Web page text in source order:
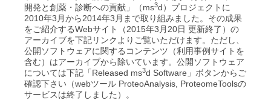
開発と創薬・診断への貢献」（ms3d）プロジェクトに
2010年3月から2014年3月まで取り組みました。その成果
をご紹介するWebサイト（2015年3月20日 更新終了）の
アーカイブを下記リンクよりご覧いただけます。ただし、
公開ソフトウェアに関するコンテンツ（利用事例サイトを
含む）はアーカイブから除いています。公開ソフトウェア
については下記「Released ms3d Software」ボタンからご
確認下さい（webツール ProteoAnalysis, ProteomeToolsの
サービスは終了しました）。